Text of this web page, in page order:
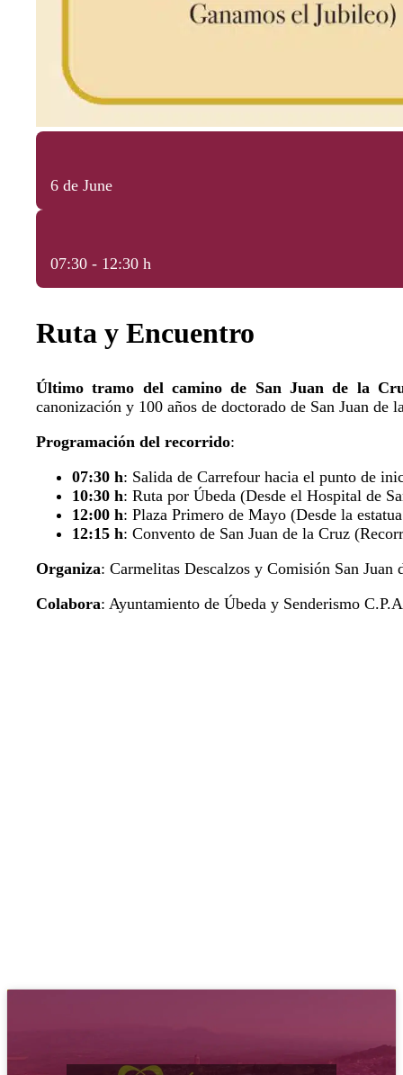
6 de June
07:30 - 12:30 h
Ruta y Encuentro
Último tramo del camino de San Juan de la
canonización y 100 años de doctorado de San Juan de
Programación del recorrido:
07:30 h: Salida de Carrefour hacia el punto de
10:30 h: Ruta por Úbeda (Desde el Hospital de
12:00 h: Plaza Primero de Mayo (Desde la
12:15 h: Convento de San Juan de la Cruz
Organiza: Carmelitas Descalzos y Comisión San Juan
Colabora: Ayuntamiento de Úbeda y Senderismo